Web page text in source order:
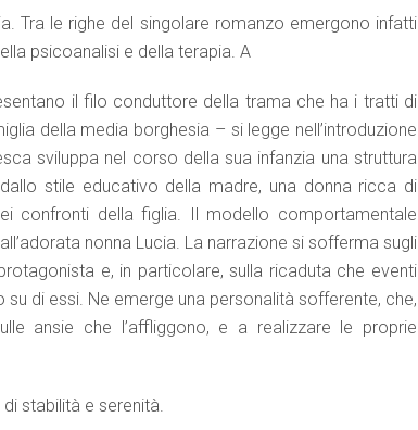
Tra le righe del singolare romanzo emergono infatti
psicoanalisi e della terapia. A
il filo conduttore della trama che ha i tratti di
della media borghesia – si legge nell’introduzione
sviluppa nel corso della sua infanzia una struttura
stile educativo della madre, una donna ricca di
confronti della figlia. Il modello comportamentale
nonna Lucia. La narrazione si sofferma sugli
e, in particolare, sulla ricaduta che eventi
di essi. Ne emerge una personalità sofferente, che,
ansie che l’affliggono, e a realizzare le proprie
stabilità e serenità.